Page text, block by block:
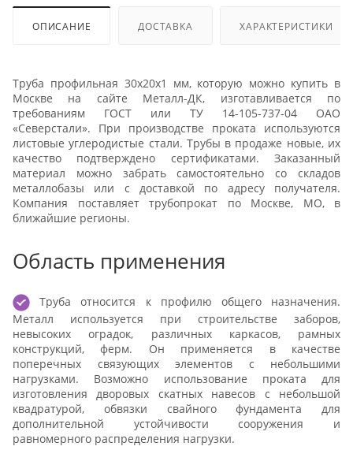
ОПИСАНИЕ ДОСТАВКА ХАРАКТЕРИСТИКИ
Труба профильная 30х20х1 мм, которую можно купить в
Москве на сайте Металл-ДК, изготавливается по
требованиям ГОСТ или ТУ 14-105-737-04 ОАО
«Северстали». При производстве проката используются
листовые углеродистые стали. Трубы в продаже новые, их
качество подтверждено сертификатами. Заказанный
материал можно забрать самостоятельно со складов
металлобазы или с доставкой по адресу получателя.
Компания поставляет трубопрокат по Москве, МО, в
ближайшие регионы.
Область применения
Труба относится к профилю общего назначения.
Металл используется при строительстве заборов,
невысоких оградок, различных каркасов, рамных
конструкций, ферм. Он применяется в качестве
поперечных связующих элементов с небольшими
нагрузками. Возможно использование проката для
изготовления дворовых скатных навесов с небольшой
квадратурой, обвязки свайного фундамента для
дополнительной устойчивости сооружения и
равномерного распределения нагрузки.